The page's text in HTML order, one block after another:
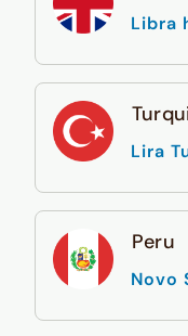
Libra
Lira
Peru
Novo